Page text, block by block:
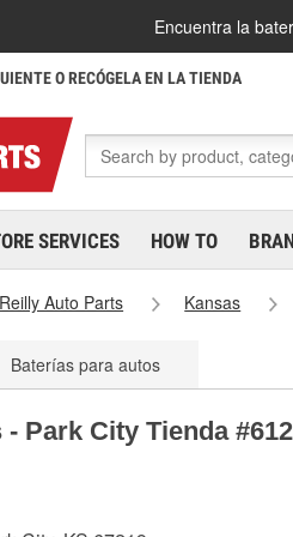
Encuentra la
O RECÓGELA EN LA TIENDA
SERVICES HOW TO
Auto Parts Kansas
Baterías para autos
Park City Tienda